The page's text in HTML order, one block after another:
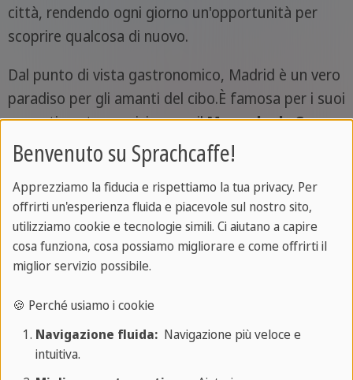
città, rendendo ogni giorno un'opportunità per
scoprire qualcosa di nuovo.
Dal punto di vista gastronomico, Madrid è un vero
paradiso per gli amanti del cibo.È famosa per i suoi
mercati gastronomici, come ilMercado de San
Miguele il Mercado de la Paz, dove è possibile
assaggiare tapas fresche, formaggi locali e piatti
internazionali.
Tra i piatti tipici spiccano lacocido madrileño(uno
stufato ricco e sostanzioso), icallos a la madrileña
(trippa con salsa) e il
con calamari fritti), autentiche prelibatezze che
raccontano la storia della cucina madrilena.
Gli italiani a Madrid possono trovare un equilibrio
Benvenuto su Sprachcaffe!
Apprezziamo la fiducia e rispettiamo la tua privacy. Per
offrirti un'esperienza fluida e piacevole sul nostro sito,
utilizziamo cookie e tecnologie simili. Ci aiutano a capire
cosa funziona, cosa possiamo migliorare e come offrirti il
miglior servizio possibile.
🍪 Perché usiamo i cookie
Navigazione fluida:Navigazione più veloce e
intuitiva.